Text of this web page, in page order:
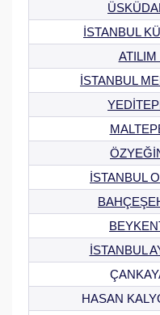
İSTANBUL
İSTANBUL
İSTANBUL
İSTANBUL
HASAN